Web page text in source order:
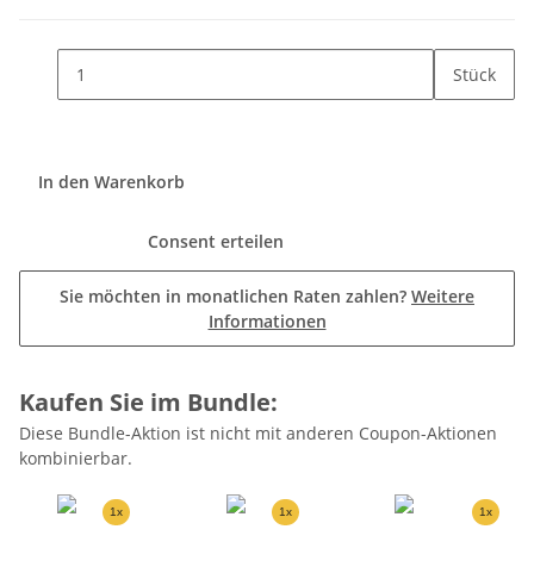
Stück
In den Warenkorb
Consent erteilen
Sie möchten in monatlichen Raten zahlen? Weitere
Informationen
Kaufen Sie im Bundle:
Diese Bundle-Aktion ist nicht mit anderen Coupon-Aktionen
kombinierbar.
1x 1x 1x